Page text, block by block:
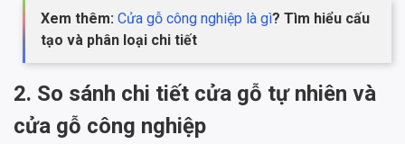
Xem thêm: Cửa gỗ công nghiệp là gì? Tìm hiểu cấu
tạo và phân loại chi tiết
2. So sánh chi tiết cửa gỗ tự nhiên và
cửa gỗ công nghiệp